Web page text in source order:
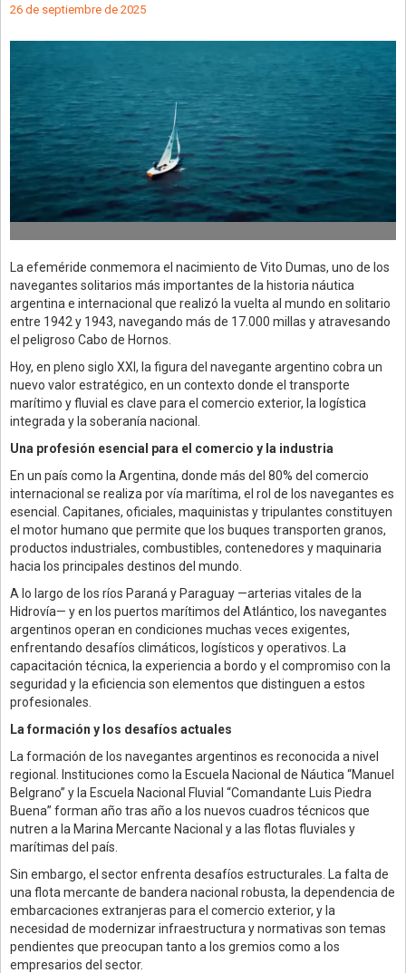
26 de septiembre de 2025
La efeméride conmemora el nacimiento de Vito Dumas, uno de los
navegantes solitarios más importantes de la historia náutica
argentina e internacional que realizó la vuelta al mundo en solitario
entre 1942 y 1943, navegando más de 17.000 millas y atravesando
el peligroso Cabo de Hornos.
Hoy, en pleno siglo XXI, la figura del navegante argentino cobra un
nuevo valor estratégico, en un contexto donde el transporte
marítimo y fluvial es clave para el comercio exterior, la logística
integrada y la soberanía nacional.
Una profesión esencial para el comercio y la industria
En un país como la Argentina, donde más del 80% del comercio
internacional se realiza por vía marítima, el rol de los navegantes es
esencial. Capitanes, oficiales, maquinistas y tripulantes constituyen
el motor humano que permite que los buques transporten granos,
productos industriales, combustibles, contenedores y maquinaria
hacia los principales destinos del mundo.
A lo largo de los ríos Paraná y Paraguay —arterias vitales de la
Hidrovía— y en los puertos marítimos del Atlántico, los navegantes
argentinos operan en condiciones muchas veces exigentes,
enfrentando desafíos climáticos, logísticos y operativos. La
capacitación técnica, la experiencia a bordo y el compromiso con la
seguridad y la eficiencia son elementos que distinguen a estos
profesionales.
La formación y los desafíos actuales
La formación de los navegantes argentinos es reconocida a nivel
regional. Instituciones como la Escuela Nacional de Náutica “Manuel
Belgrano” y la Escuela Nacional Fluvial “Comandante Luis Piedra
Buena” forman año tras año a los nuevos cuadros técnicos que
nutren a la Marina Mercante Nacional y a las flotas fluviales y
marítimas del país.
Sin embargo, el sector enfrenta desafíos estructurales. La falta de
una flota mercante de bandera nacional robusta, la dependencia de
embarcaciones extranjeras para el comercio exterior, y la
necesidad de modernizar infraestructura y normativas son temas
pendientes que preocupan tanto a los gremios como a los
empresarios del sector.